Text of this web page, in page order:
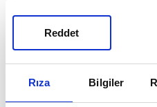
Rıza Bilgiler
Reddet